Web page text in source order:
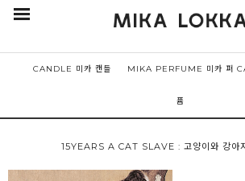
CANDLE 미카 캔들 MIKA PERFUME 미카 퍼
퓸
15YEARS A CAT SLAVE : 고양이와 강아